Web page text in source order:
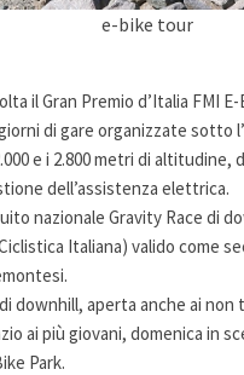
e-bike tour
il Gran Premio d’Italia FMI
di gare organizzate sotto
e i 2.800 metri di
dell’assistenza elettrica.
nazionale Gravity Race di
Italiana) valido come
downhill, aperta anche ai
ai più giovani, domenica in
Park.